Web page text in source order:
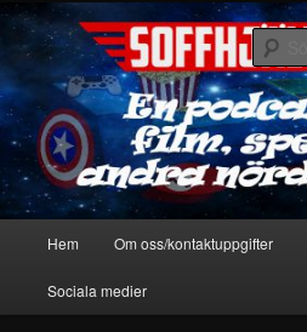
Hoppa
primärt
innehållSoffhjältarna
En podcast om film, spel & andra
Hem Om oss/kontaktuppgifter
Sociala medier